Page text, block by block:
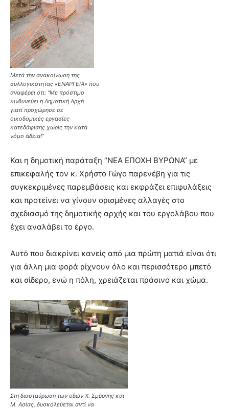
Μετά την ανακοίνωση της
συλλογικότητας «ΕΝΑΡΓΕΙΑ» που
αναφέρει ότι: “Με πρόστιμο
κινδυνεύει η Δημοτική Αρχή
γιατί προχώρησε σε
οικοδομικές εργασίες
κατεδάφισης χωρίς την κατά
νόμο άδεια!”
Και η δημοτική παράταξη “ΝΕΑ ΕΠΟΧΗ ΒΥΡΩΝΑ” με
επικεφαλής τον κ. Χρήστο Γώγο παρενέβη για τις
συγκεκριμένες παρεμβάσεις και εκφράζει επιφυλάξεις
και προτείνει να γίνουν ορισμένες αλλαγές στο
σχεδιασμό της δημοτικής αρχής και του εργολάβου που
έχει αναλάβει το έργο.
Αυτό που διακρίνει κανείς από μια πρώτη ματιά είναι ότι
για άλλη μια φορά ρίχνουν όλο και περισσότερο μπετό
και σίδερο, ενώ η πόλη, χρειάζεται πράσινο και χώμα.
Στη διασταύρωση των οδών Χ. Σμύρνης και
Μ. Ασίας, δυσκολεύεται αντί να